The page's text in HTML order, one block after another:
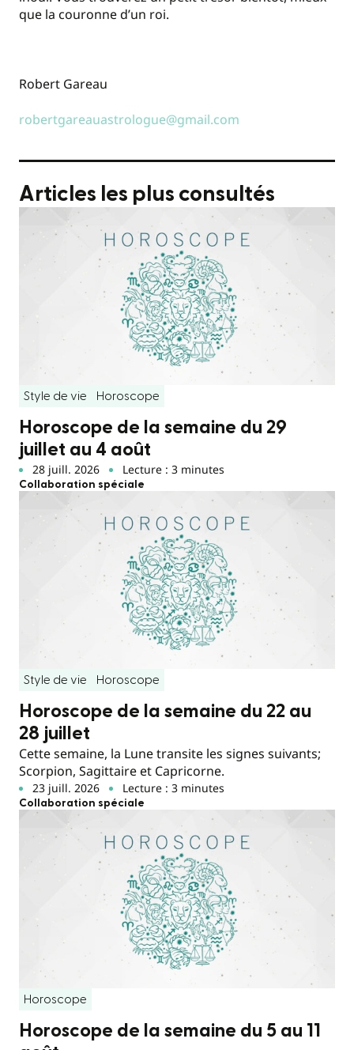
que la couronne d’un roi.
Robert Gareau
robertgareauastrologue@gmail.com
Articles les plus consultés
Style de vie Horoscope
Horoscope de la semaine du 29
juillet au 4 août
28 juill. 2026 Lecture : 3 minutes
Collaboration spéciale
Style de vie Horoscope
Horoscope de la semaine du 22 au
28 juillet
Cette semaine, la Lune transite les signes suivants;
Scorpion, Sagittaire et Capricorne.
23 juill. 2026 Lecture : 3 minutes
Collaboration spéciale
Horoscope
Horoscope de la semaine du 5 au 11